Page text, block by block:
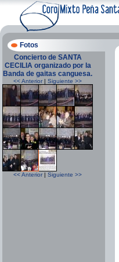
Fotos
Concierto de SANTA
CECILIA organizado por la
Banda de gaitas canguesa.
<< Anterior | Siguiente >>
<< Anterior | Siguiente >>